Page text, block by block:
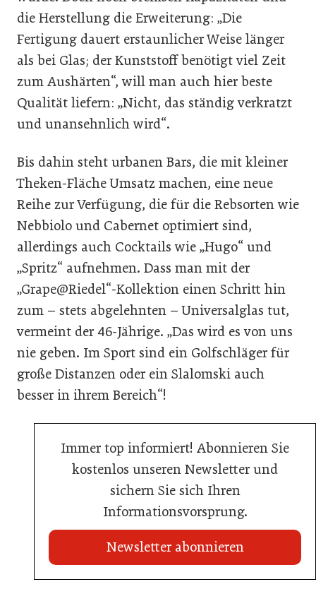
die Herstellung die Erweiterung: „Die
Fertigung dauert erstaunlicher Weise länger
als bei Glas; der Kunststoff benötigt viel Zeit
zum Aushärten“, will man auch hier beste
Qualität liefern: „Nicht, das ständig verkratzt
und unansehnlich wird“.
Bis dahin steht urbanen Bars, die mit kleiner
Theken-Fläche Umsatz machen, eine neue
Reihe zur Verfügung, die für die Rebsorten wie
Nebbiolo und Cabernet optimiert sind,
allerdings auch Cocktails wie „Hugo“ und
„Spritz“ aufnehmen. Dass man mit der
„Grape@Riedel“-Kollektion einen Schritt hin
zum – stets abgelehnten – Universalglas tut,
vermeint der 46-Jährige. „Das wird es von uns
nie geben. Im Sport sind ein Golfschläger für
große Distanzen oder ein Slalomski auch
besser in ihrem Bereich“!
Immer top informiert! Abonnieren Sie
kostenlos unseren Newsletter und
sichern Sie sich Ihren
Informationsvorsprung.
Newsletter abonnieren